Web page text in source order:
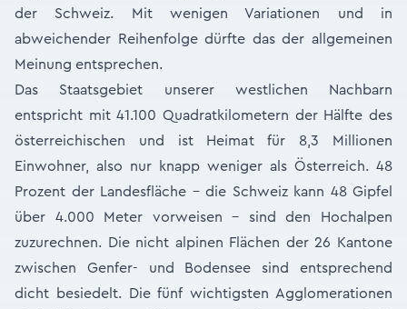
der Schweiz. Mit wenigen Variationen und in
abweichender Reihenfolge dürfte das der allgemeinen
Meinung entsprechen.
Das Staatsgebiet unserer westlichen Nachbarn
entspricht mit 41.100 Quadratkilometern der Hälfte des
österreichischen und ist Heimat für 8,3 Millionen
Einwohner, also nur knapp weniger als Österreich. 48
Prozent der Landesfläche – die Schweiz kann 48 Gipfel
über 4.000 Meter vorweisen – sind den Hochalpen
zuzurechnen. Die nicht alpinen Flächen der 26 Kantone
zwischen Genfer- und Bodensee sind entsprechend
dicht besiedelt. Die fünf wichtigsten Agglomerationen